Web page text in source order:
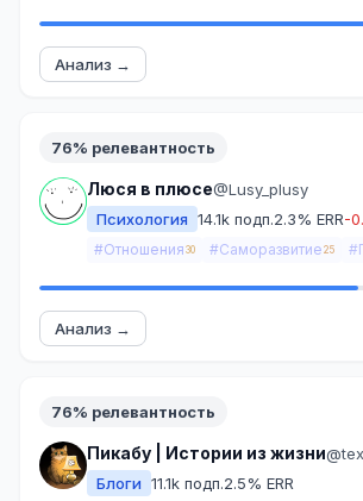
Анализ →
76% релевантность
Люся в плюсе@Lusy_plusy
Психология 14.1k подп.2.3% ERR-
#Отношения 30 #Саморазвитие 25
Анализ →
76% релевантность
Пикабу | Истории из жизни
Блоги 11.1k подп.2.5% ERR